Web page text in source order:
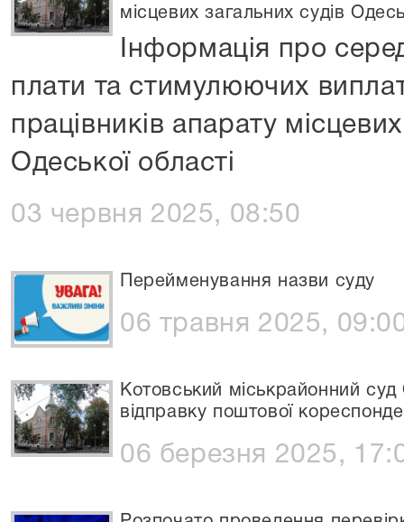
місцевих загальних судів
Інформація про
плати та стимулюючих
працівників апарату
Одеської області
03 червня 2025, 08:50
Перейменування назви суду
06 травня 2025,
Котовський міськрайонний суд
відправку поштової
06 березня 2025,